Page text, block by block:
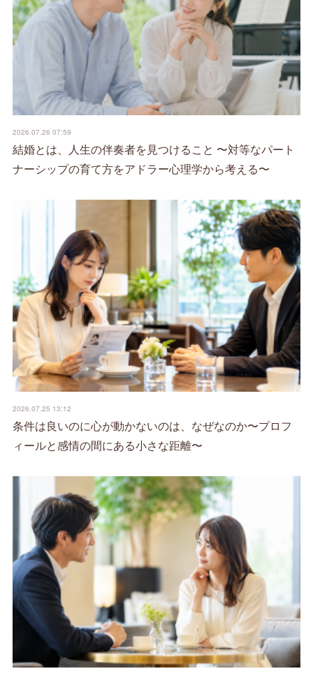
2026.07.26 07:59
結婚とは、人生の伴奏者を見つけること 〜対等なパート
ナーシップの育て方をアドラー心理学から考える〜
2026.07.25 13:12
条件は良いのに心が動かないのは、なぜなのか〜プロフ
ィールと感情の間にある小さな距離〜